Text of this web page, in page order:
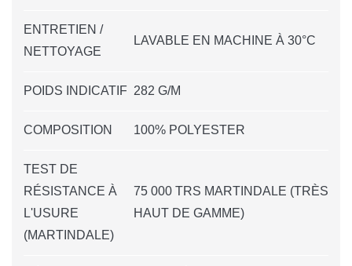
ENTRETIEN /
NETTOYAGE
LAVABLE EN MACHINE À 30°C
POIDS INDICATIF 282 G/M
COMPOSITION 100% POLYESTER
TEST DE
RÉSISTANCE À
L'USURE
(MARTINDALE)
75 000 TRS MARTINDALE (TRÈS
HAUT DE GAMME)